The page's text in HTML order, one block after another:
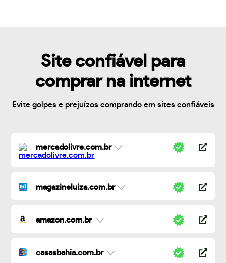
Site confiável para
comprar na internet
Evite golpes e prejuízos comprando em sites confiáveis
mercadolivre.com.br
magazineluiza.com.br
amazon.com.br
casasbahia.com.br